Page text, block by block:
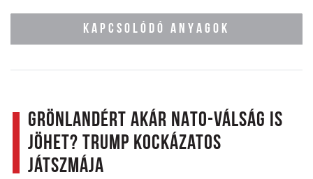
KAPCSOLÓDÓ ANYAGOK
Grönlandért akár NATO-válság is
jöhet? Trump kockázatos
játszmája